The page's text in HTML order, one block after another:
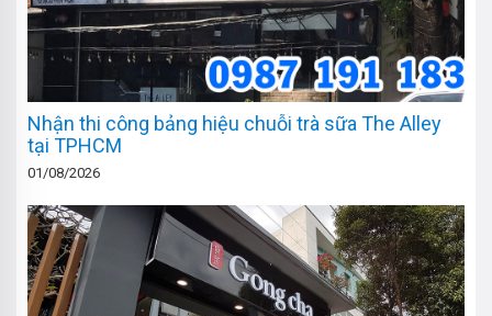
Nhận thi công bảng hiệu chuỗi trà sữa The Alley
tại TPHCM
01/08/2026